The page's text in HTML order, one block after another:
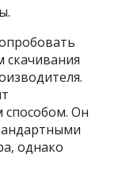
скачивания
способом. Он
однако